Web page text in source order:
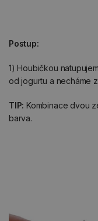
Postup:
1) Houbičkou
od jogurtu a necháme
TIP: Kombinace dvou
barva.